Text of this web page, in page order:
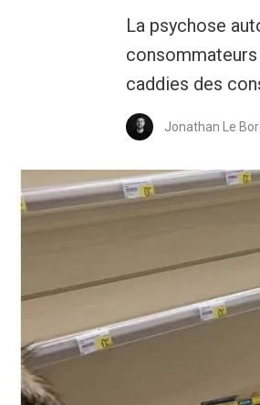
La psychose
caddies des
Jonathan Le